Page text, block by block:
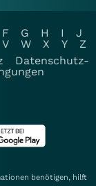
F G H I
J
V W X Y
Z
Datenschutz-
benötigen, hilft